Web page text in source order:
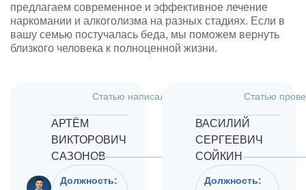
предлагаем современное и эффективное лечение
наркомании и алкоголизма на разных стадиях. Если в
вашу семью постучалась беда, мы поможем вернуть
близкого человека к полноценной жизни.
Статью написал:
АРТЁМ
ВИКТОРОВИЧ
САЗОНОВ
Должность:
Статью
ВАСИЛИЙ
СЕРГЕЕВИЧ
СОЙКИН
Должность: